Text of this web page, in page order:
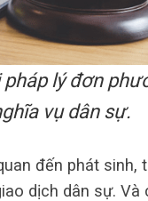
lý đơn
vụ dân sự.
đến phát sinh,
dịch dân sự. Và